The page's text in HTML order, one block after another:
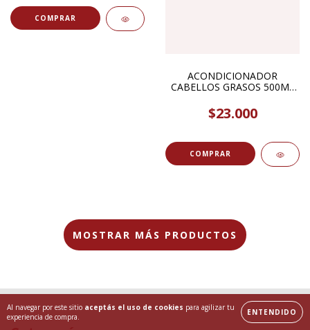
Al navegar por este sitio aceptás el uso de cookies para agilizar tu
experiencia de compra.
ENTENDIDO
ACONDICIONADOR
CABELLOS GRASOS 500ML
$23.000
MOSTRAR MÁS PRODUCTOS